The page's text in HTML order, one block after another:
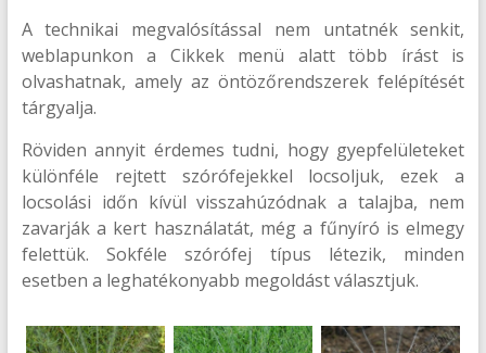
A technikai megvalósítással nem untatnék senkit,
weblapunkon a Cikkek menü alatt több írást is
olvashatnak, amely az öntözőrendszerek felépítését
tárgyalja.
Röviden annyit érdemes tudni, hogy gyepfelületeket
különféle rejtett szórófejekkel locsoljuk, ezek a
locsolási időn kívül visszahúzódnak a talajba, nem
zavarják a kert használatát, még a fűnyíró is elmegy
felettük. Sokféle szórófej típus létezik, minden
esetben a leghatékonyabb megoldást választjuk.